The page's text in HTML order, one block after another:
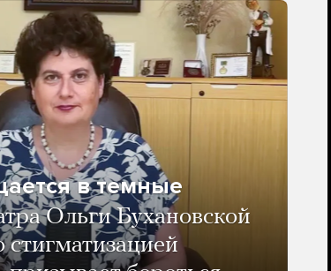
в темные
Ольги Бухановской
стигматизацией